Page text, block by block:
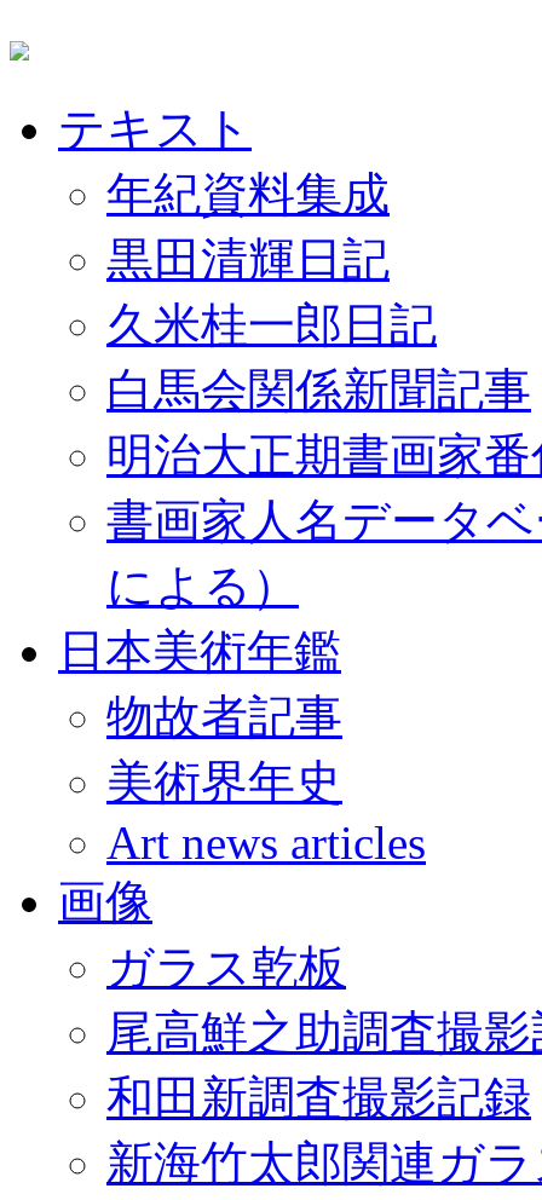
テキスト
年紀資料集成
黒田清輝日記
久米桂一郎日記
白馬会関係新聞記事
明治大正期書画家
書画家人名データ
による）
日本美術年鑑
物故者記事
美術界年史
Art news articles
画像
ガラス乾板
尾高鮮之助調査撮
和田新調査撮影記録
新海竹太郎関連ガ